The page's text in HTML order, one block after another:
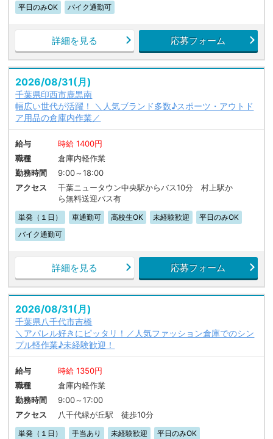
平日のみOK
バイク通勤可
詳細を見る 応募フォーム
2026/08/31(月)
千葉県印西市鹿黒南
幅広い世代が活躍！ ＼人気ブランド多数♪スポーツ・アウトド
ア用品の倉庫内作業／
給与
時給 1400円
職種
倉庫内軽作業
勤務時間
9:00～18:00
アクセス
千葉ニュータウン中央駅からバス10分 村上駅か
ら無料送迎バス有
単発（１日） 車通勤可 高校生OK 未経験歓迎
平日のみOK
バイク通勤可
詳細を見る 応募フォーム
2026/08/31(月)
千葉県八千代市吉橋
＼アパレル好きにピッタリ！／人気ファッション倉庫でのシン
プル軽作業♪未経験歓迎！
給与
時給 1350円
職種
倉庫内軽作業
勤務時間
9:00～17:00
アクセス
八千代緑が丘駅 徒歩10分
単発（１日） 手当あり 未経験歓迎 平日のみOK